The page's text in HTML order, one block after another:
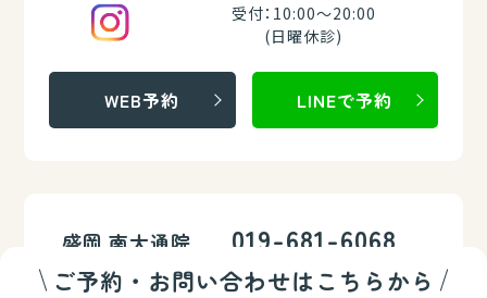
ご予約・お問い合わせはこちらから
受付：10:00～20:00
(日曜休診)
WEB予約 LINEで予約
盛岡 南大通院 019-681-6068
受付：10:00～20:00